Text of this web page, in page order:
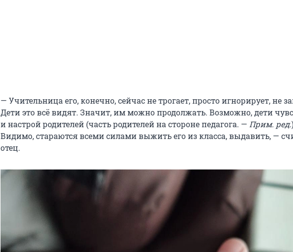
— Учительница его, конечно, сейчас не трогает, просто игнорирует, не
Дети это всё видят. Значит, им можно продолжать. Возможно, дети
и настрой родителей (часть родителей на стороне педагога. — Прим. ред.
Видимо, стараются всеми силами выжить его из класса, выдавить, —
отец.